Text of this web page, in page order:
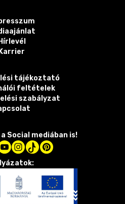
Hírlevél
Karrier
tájékoztató
feltételek
szabályzat
Social mediában is!